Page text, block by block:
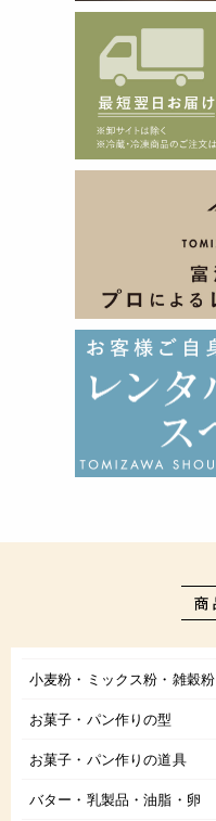
小麦粉・ミックス粉・雑穀粉
お菓子・パン作りの型
お菓子・パン作りの道具
バター・乳製品・油脂・卵